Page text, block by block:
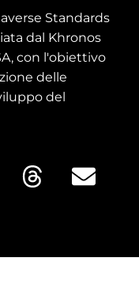
Standards
dal Khronos
con l'obiettivo
delle
del